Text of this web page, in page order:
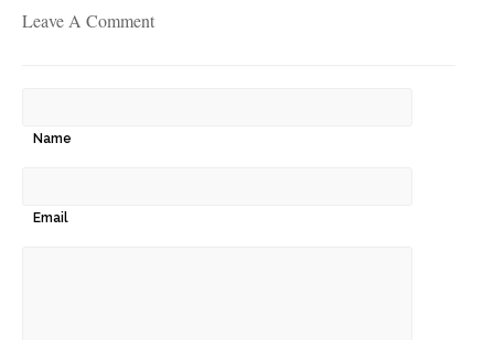
Leave A Comment
Name
Email